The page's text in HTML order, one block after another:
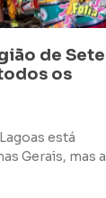
de Sete
os
está
Gerais, mas a